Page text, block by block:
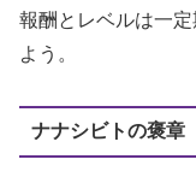
報酬とレベルは一
よう。
ナナシビトの褒章